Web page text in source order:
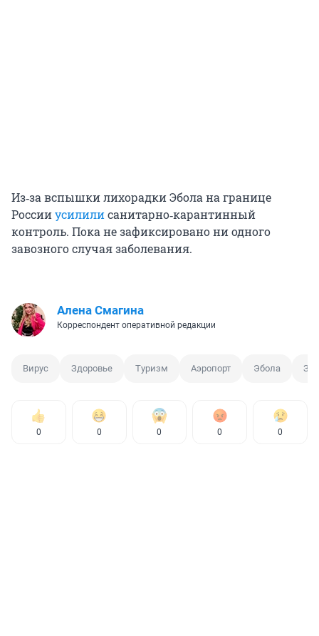
Из‑за вспышки лихорадки Эбола на границе
Россииусилилисанитарно‑карантинный
контроль. Пока не зафиксировано ни одного
завозного случая заболевания.
Алена Смагина
Корреспондент оперативной редакции
Вирус Здоровье Туризм Аэропорт Эбола
0 0 0 0 0